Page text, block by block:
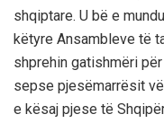
shqiptare. U bë e
këtyre Ansambleve të
shprehin gatishmëri
sepse pjesëmarrësit
e kësaj pjese të